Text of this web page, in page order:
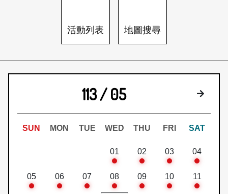
活動列表 地圖搜尋
113 / 05 下個月
SUN MON TUE WED THU FRI SAT
01 02 03 04
05 06 07 08 09 10 11